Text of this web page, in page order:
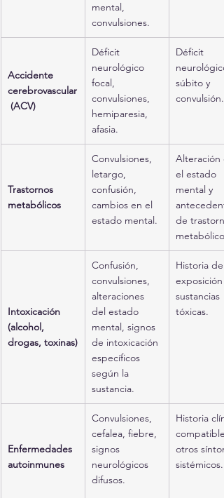
mental,
convulsiones.
Accidente
cerebrovascular
(ACV)
Déficit
neurológico
focal,
convulsiones,
hemiparesia,
afasia.
Déficit
neurológico
súbito y
convulsión.
Trastornos
metabólicos
Convulsiones,
letargo,
confusión,
cambios en el
estado mental.
Alteración
el estado
mental y
de
Intoxicación
(alcohol,
drogas, toxinas)
Confusión,
convulsiones,
alteraciones
del estado
mental, signos
de intoxicación
específicos
según la
sustancia.
Historia de
exposición
sustancias
tóxicas.
Enfermedades
autoinmunes
Convulsiones,
cefalea, fiebre,
signos
neurológicos
difusos.
Historia
compatible
otros
sistémicos.